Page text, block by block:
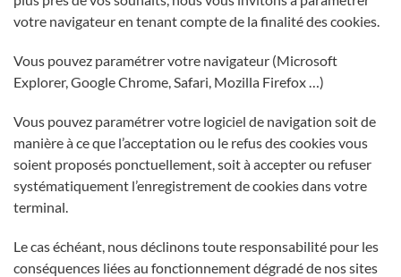
votre navigateur en tenant compte de la finalité des cookies.
Vous pouvez paramétrer votre navigateur (Microsoft
Explorer, Google Chrome, Safari, Mozilla Firefox …)
Vous pouvez paramétrer votre logiciel de navigation soit de
manière à ce que l’acceptation ou le refus des cookies vous
soient proposés ponctuellement, soit à accepter ou refuser
systématiquement l’enregistrement de cookies dans votre
terminal.
Le cas échéant, nous déclinons toute responsabilité pour les
conséquences liées au fonctionnement dégradé de nos sites